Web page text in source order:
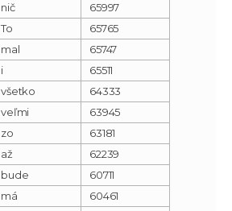
nič
65997
To
65765
mal
65747
i
65511
všetko
64333
veľmi
63945
zo
63181
až
62239
bude
60711
má
60461